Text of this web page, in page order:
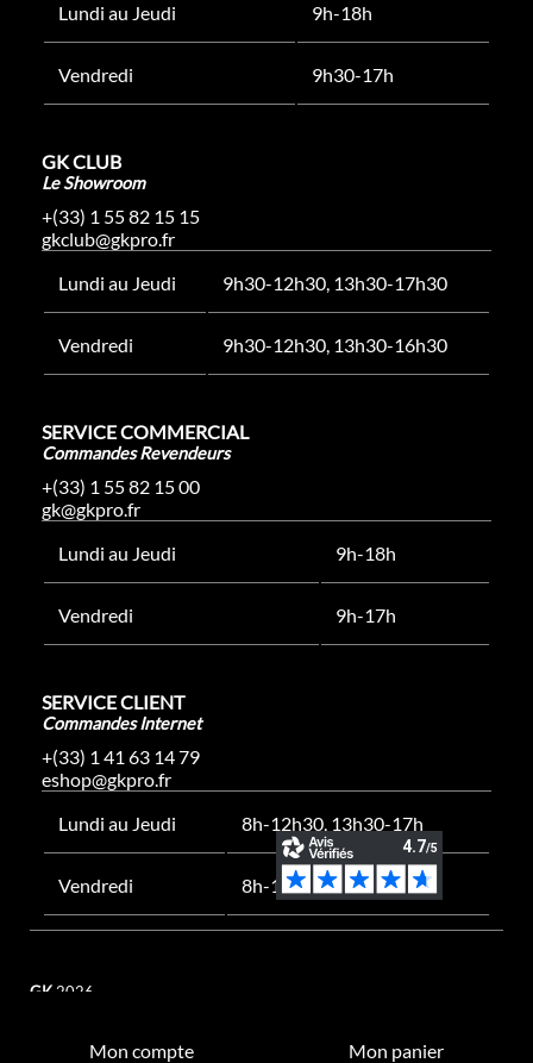
Lundi au Jeudi
9h-18h
Vendredi 9h30-17h
GK CLUB
Le Showroom
+(33) 1 55 82 15 15
gkclub@gkpro.fr
Lundi au Jeudi
9h30-12h30, 13h30-17h30
Vendredi 9h30-12h30, 13h30-16h30
SERVICE COMMERCIAL
Commandes Revendeurs
+(33) 1 55 82 15 00
gk@gkpro.fr
Lundi au Jeudi
9h-18h
Vendredi 9h-17h
SERVICE CLIENT
Commandes Internet
+(33) 1 41 63 14 79
eshop@gkpro.fr
Lundi au Jeudi
8h-12h30, 13h30-17h
Vendredi 8h-12h30, 13h30-16h
GK 2026
Mon compte Mon panier